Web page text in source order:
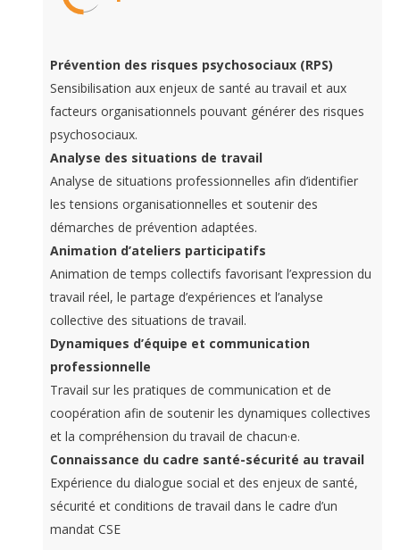
Prévention des risques psychosociaux (RPS)
Sensibilisation aux enjeux de santé au travail et aux
facteurs organisationnels pouvant générer des risques
psychosociaux.
Analyse des situations de travail
Analyse de situations professionnelles afin d’identifier
les tensions organisationnelles et soutenir des
démarches de prévention adaptées.
Animation d’ateliers participatifs
Animation de temps collectifs favorisant l’expression du
travail réel, le partage d’expériences et l’analyse
collective des situations de travail.
Dynamiques d’équipe et communication
professionnelle
Travail sur les pratiques de communication et de
coopération afin de soutenir les dynamiques collectives
et la compréhension du travail de chacun·e.
Connaissance du cadre santé-sécurité au travail
Expérience du dialogue social et des enjeux de santé,
sécurité et conditions de travail dans le cadre d’un
mandat CSE